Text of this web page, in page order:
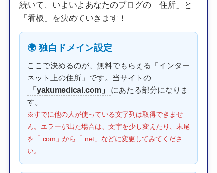
続いて、いよいよあなたのブログの「住所」と
「看板」を決めていきます！
🌍 独自ドメイン設定
ここで決めるのが、無料でもらえる「インター
ネット上の住所」です。当サイトの
「yakumedical.com」
にあたる部分になりま
す。
※すでに他の人が使っている文字列は取得できませ
ん。エラーが出た場合は、文字を少し変えたり、末尾
を「.com」から「.net」などに変更してみてくださ
い。